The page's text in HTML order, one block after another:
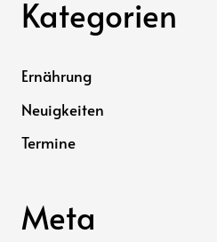
Kategorien
Ernährung
Neuigkeiten
Termine
Meta